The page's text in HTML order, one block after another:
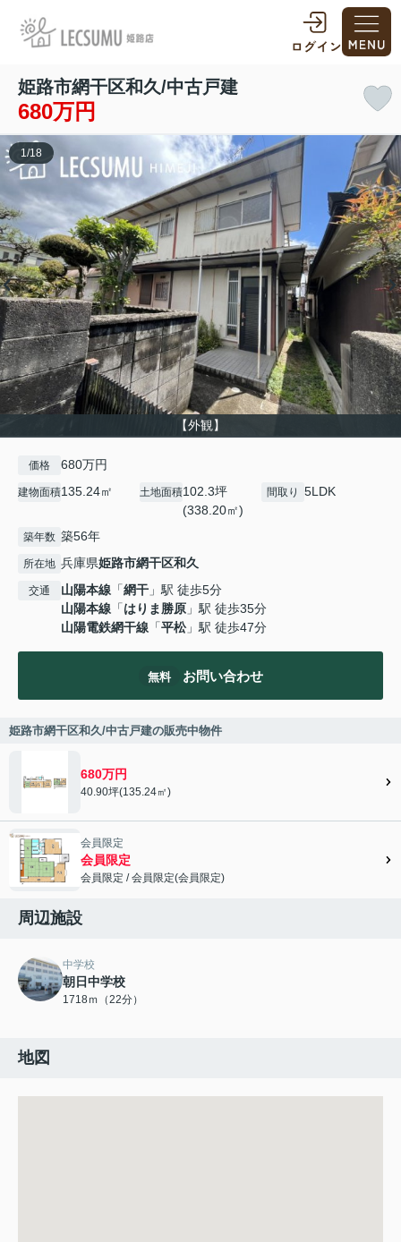
姫路市網干区和久/中古戸建
680万円
【外観】
1 /18
価格 680万円
建物面積135.24㎡ 土地面積102.3坪
(338.20㎡)
間取り 5LDK
築年数 築56年
所在地 兵庫県姫路市網干区和久
交通 山陽本線 「網干 」駅 徒歩5分
山陽本線 「はりま勝原 」駅 徒歩35分
山陽電鉄網干線 「平松」駅 徒歩47分
無料 お問い合わせ
姫路市網干区和久/中古戸建の販売中物件
680万円
40.90坪(135.24㎡)
会員限定
会員限定
会員限定 /会員限定(会員限定)
周辺施設
中学校
朝日中学校
1718ｍ（22分）
地図